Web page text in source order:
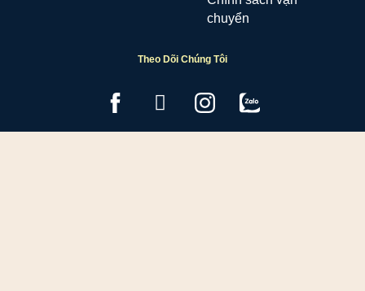
chuyển
Theo Dõi Chúng Tôi